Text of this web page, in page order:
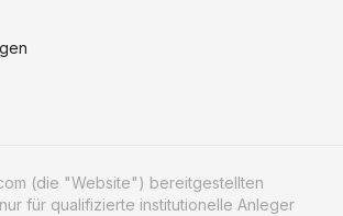
(die "Website") bereitgestellten
für qualifizierte institutionelle Anleger